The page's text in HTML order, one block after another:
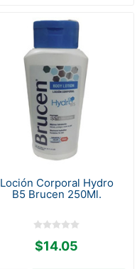
Loción Corporal Hydro
B5 Brucen 250Ml.
$14.05